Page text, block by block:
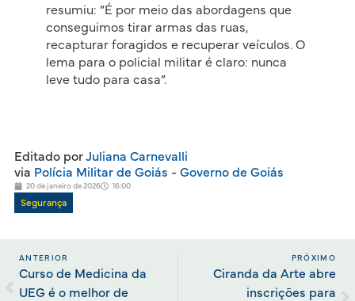
resumiu: “É por meio das abordagens que
conseguimos tirar armas das ruas,
recapturar foragidos e recuperar veículos. O
lema para o policial militar é claro: nunca
leve tudo para casa”.
Editado porJuliana Carnevalli
via Polícia Militar de Goiás - Governo de Goiás
20 de janeiro de 2026 16:00
Segurança
ANTERIOR
Curso de Medicina da
UEG é o melhor de
PRÓXIMO
Ciranda da Arte abre
inscrições para